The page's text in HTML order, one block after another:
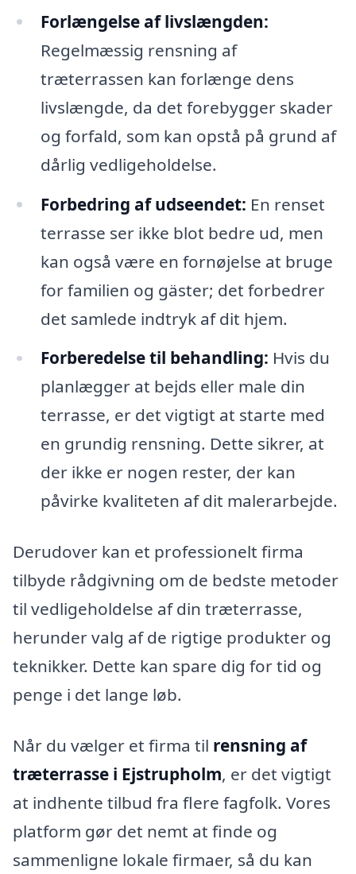
Forlængelse af livslængden:
Regelmæssig rensning af
træterrassen kan forlænge dens
livslængde, da det forebygger skader
og forfald, som kan opstå på grund af
dårlig vedligeholdelse.
Forbedring af udseendet: En renset
terrasse ser ikke blot bedre ud, men
kan også være en fornøjelse at bruge
for familien og gäster; det forbedrer
det samlede indtryk af dit hjem.
Forberedelse til behandling: Hvis du
planlægger at bejds eller male din
terrasse, er det vigtigt at starte med
en grundig rensning. Dette sikrer, at
der ikke er nogen rester, der kan
påvirke kvaliteten af dit malerarbejde.
Derudover kan et professionelt firma
tilbyde rådgivning om de bedste metoder
til vedligeholdelse af din træterrasse,
herunder valg af de rigtige produkter og
teknikker. Dette kan spare dig for tid og
penge i det lange løb.
Når du vælger et firma til rensning af
træterrasse i Ejstrupholm, er det vigtigt
at indhente tilbud fra flere fagfolk. Vores
platform gør det nemt at finde og
sammenligne lokale firmaer, så du kan